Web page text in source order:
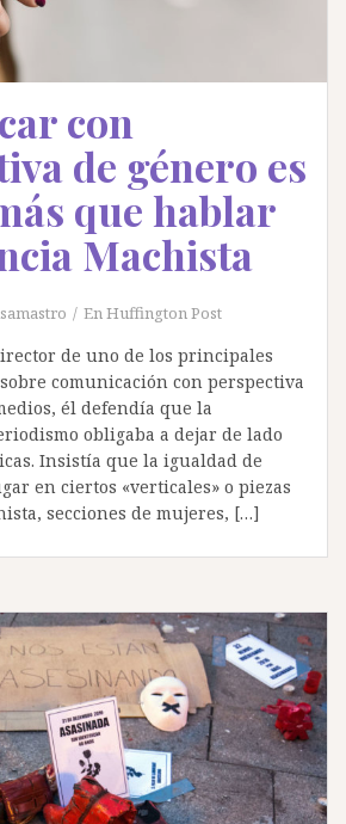
con
de género es
que hablar
Machista
En Huffington Post
de uno de los principales
comunicación con perspectiva
él defendía que la
obligaba a dejar de lado
Insistía que la igualdad de
en ciertos «verticales» o piezas
secciones de mujeres, […]